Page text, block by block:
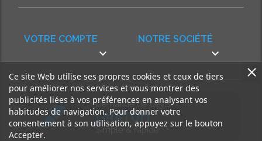
NOTRE SOCIÉTÉ

VOTRE COMPTE

Demande de devis
GRATUIT
Simple & rapide
Ce site Web utilise ses propres cookies et ceux de tiers
pour améliorer nos services et vous montrer des
publicités liées à vos préférences en analysant vos
habitudes de navigation. Pour donner votre
consentement à son utilisation, appuyez sur le bouton
Accepter.